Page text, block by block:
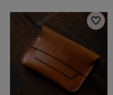
Do